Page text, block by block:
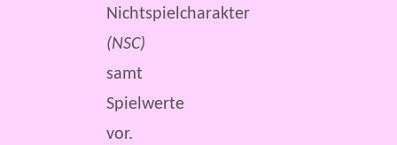
Nichtspielcharakter
(NSC)
samt
Spielwerte
vor.